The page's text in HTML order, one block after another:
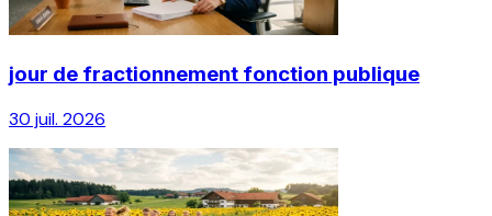
jour de fractionnement fonction publique
30 juil. 2026